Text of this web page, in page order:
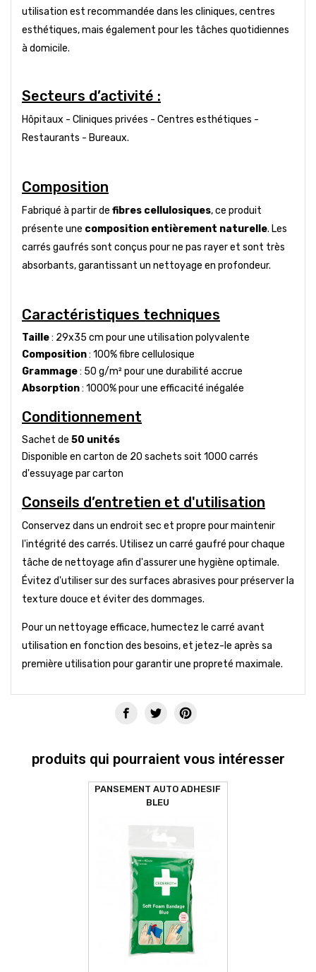
utilisation est recommandée dans les cliniques, centres
esthétiques, mais également pour les tâches quotidiennes
à domicile.
Secteurs d’activité :
Hôpitaux - Cliniques privées - Centres esthétiques -
Restaurants - Bureaux.
Composition
Fabriqué à partir de fibres cellulosiques, ce produit
présente une composition entièrement naturelle. Les
carrés gaufrés sont conçus pour ne pas rayer et sont très
absorbants, garantissant un nettoyage en profondeur.
Caractéristiques techniques
Taille: 29x35 cm pour une utilisation polyvalente
Composition: 100% fibre cellulosique
Grammage: 50 g/m² pour une durabilité accrue
Absorption: 1000% pour une efficacité inégalée
Conditionnement
Sachet de 50 unités
Disponible en carton de 20 sachets soit 1000 carrés
d'essuyage par carton
Conseils d’entretien et d'utilisation
Conservez dans un endroit sec et propre pour maintenir
l'intégrité des carrés. Utilisez un carré gaufré pour chaque
tâche de nettoyage afin d'assurer une hygiène optimale.
Évitez d'utiliser sur des surfaces abrasives pour préserver la
texture douce et éviter des dommages.
Pour un nettoyage efficace, humectez le carré avant
utilisation en fonction des besoins, et jetez-le après sa
première utilisation pour garantir une propreté maximale.
produits qui pourraient vous intéresser
PANSEMENT AUTO ADHESIF
BLEU